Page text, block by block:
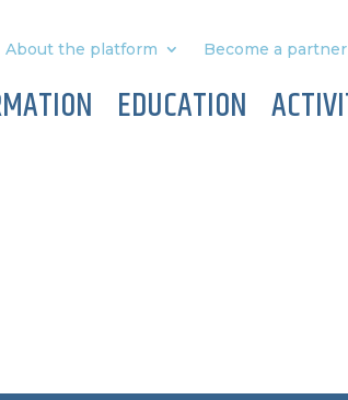
About the platform Become a partner
EDUCATION